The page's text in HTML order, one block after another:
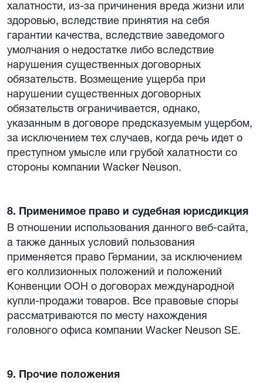
халатности, из-за причинения вреда жизни или
здоровью, вследствие принятия на себя
гарантии качества, вследствие заведомого
умолчания о недостатке либо вследствие
нарушения существенных договорных
обязательств. Возмещение ущерба при
нарушении существенных договорных
обязательств ограничивается, однако,
указанным в договоре предсказуемым ущербом,
за исключением тех случаев, когда речь идет о
преступном умысле или грубой халатности со
стороны компании Wacker Neuson.
8. Применимое право и судебная юрисдикция
В отношении использования данного веб-сайта,
а также данных условий пользования
применяется право Германии, за исключением
его коллизионных положений и положений
Конвенции ООН о договорах международной
купли-продажи товаров. Все правовые споры
рассматриваются по месту нахождения
головного офиса компании Wacker Neuson SE.
9. Прочие положения